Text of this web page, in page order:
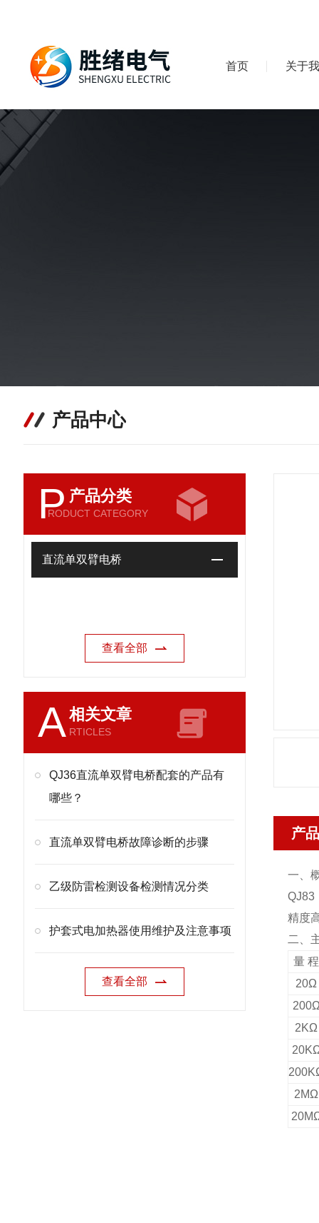
首页 关于
产品中心
P 产品分类
RODUCT CATEGORY
直流单双臂电桥
查看全部
A相关文章
RTICLES
QJ36直流单双臂电桥配套的产品有
哪些？
直流单双臂电桥故障诊断的步骤
乙级防雷检测设备检测情况分类
护套式电加热器使用维护及注意事项
查看全部
产
一、
QJ83
精度
二、
量 程
20Ω
2KΩ
2MΩ